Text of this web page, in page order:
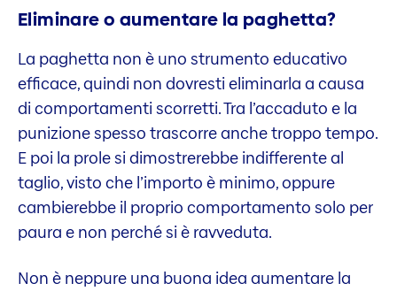
Eliminare o aumentare la paghetta?
La paghetta non è uno strumento educativo
efficace, quindi non dovresti eliminarla a causa
di comportamenti scorretti. Tra l’accaduto e la
punizione spesso trascorre anche troppo tempo.
E poi la prole si dimostrerebbe indifferente al
taglio, visto che l’importo è minimo, oppure
cambierebbe il proprio comportamento solo per
paura e non perché si è ravveduta.
Non è neppure una buona idea aumentare la